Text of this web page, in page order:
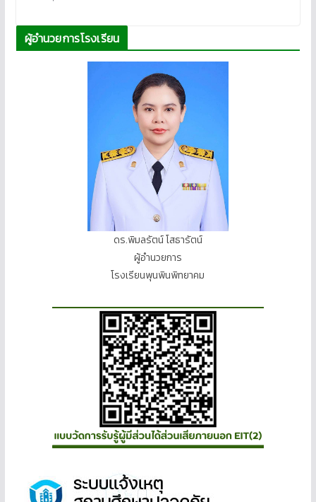
ผู้อำนวยการโรงเรียน
ดร.พิมลรัตน์ โสธารัตน์
ผู้อำนวยการ
โรงเรียนพุนพินพิทยาคม